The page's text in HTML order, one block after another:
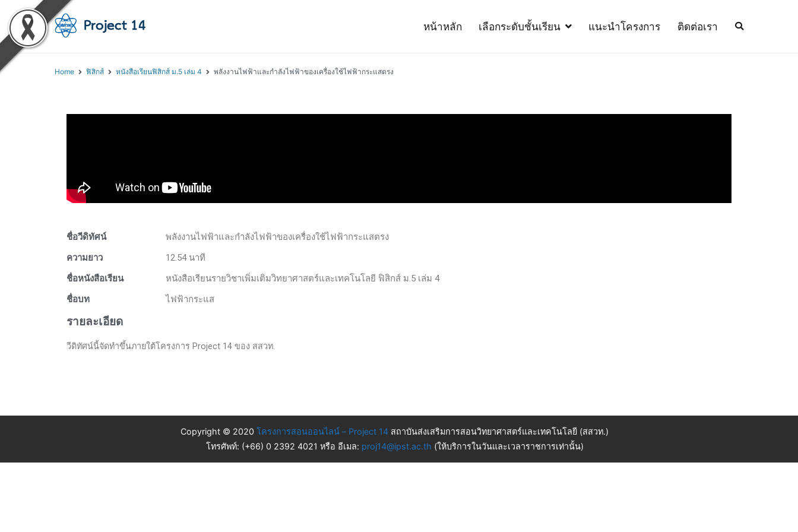
หน้าหลัก เลือกระดับชั้นเรียน แนะนำโครงการ ติดต่อเรา
Home ฟิสิกส์ หนังสือเรียนฟิสิกส์ ม.5 เล่ม 4 พลังงานไฟฟ้าและกำลังไฟฟ้าของเครื่องใช้ไฟฟ้ากระแสตรง
ชื่อวีดิทัศน์
พลังงานไฟฟ้าและกำลังไฟฟ้าของเครื่องใช้ไฟฟ้ากระแสตรง
ความยาว
12.54 นาที
ชื่อหนังสือเรียน
หนังสือเรียนรายวิชาเพิ่มเติมวิทยาศาสตร์และเทคโนโลยี ฟิสิกส์ ม.5 เล่ม 4
ชื่อบท
ไฟฟ้ากระแส
รายละเอียด
วีดิทัศน์นี้จัดทำขึ้นภายใต้โครงการ Project 14 ของ สสวท.
Copyright © 2020 โครงการสอนออนไลน์ – Project 14 สถาบันส่งเสริมการสอนวิทยาศาสตร์และเทคโนโลยี (สสวท.)
โทรศัพท์: (+66) 0 2392 4021 หรือ อีเมล: proj14@ipst.ac.th (ให้บริการในวันและเวลาราชการเท่านั้น)